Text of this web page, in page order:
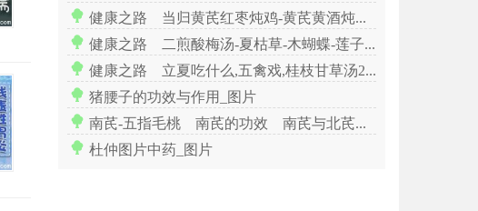
猪腰子的功效与作用_图片
杜仲图片中药_图片